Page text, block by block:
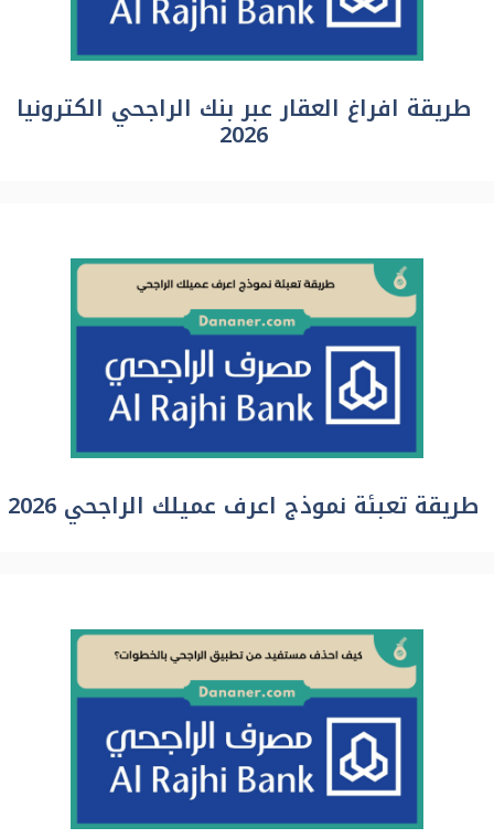
طريقة افراغ العقار عبر بنك الراجحي الكترونيا
2026
طريقة تعبئة نموذج اعرف عميلك الراجحي 2026